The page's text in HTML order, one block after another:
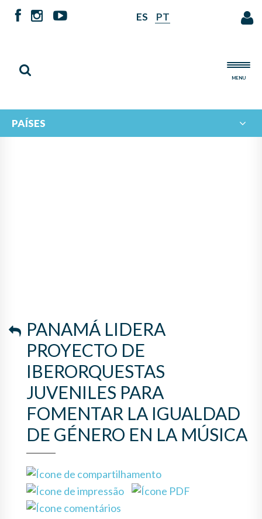
ES PT
MENU
PAÍSES
PANAMÁ LIDERA
PROYECTO DE
IBERORQUESTAS
JUVENILES PARA
FOMENTAR LA IGUALDAD
DE GÉNERO EN LA MÚSICA